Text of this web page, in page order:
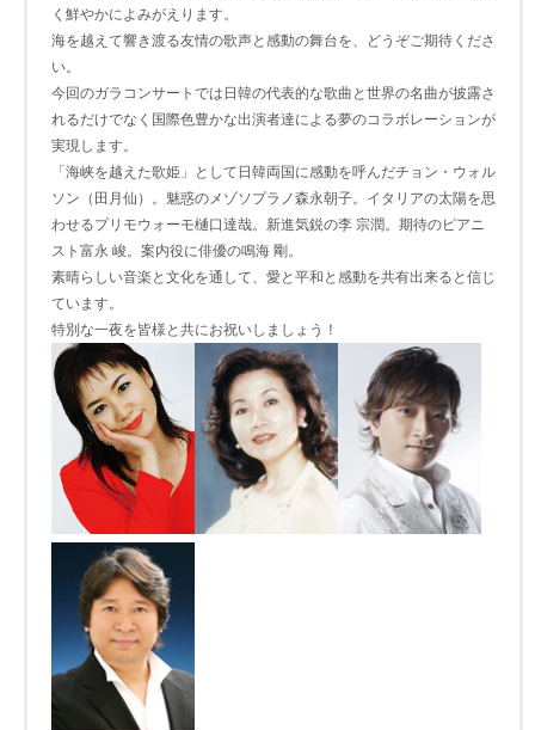
く鮮やかによみがえります。
海を越えて響き渡る友情の歌声と感動の舞台を、どうぞご期待くださ
い。
今回のガラコンサートでは日韓の代表的な歌曲と世界の名曲が披露さ
れるだけでなく国際色豊かな出演者達による夢のコラボレーションが
実現します。
「海峡を越えた歌姫」として日韓両国に感動を呼んだチョン・ウォル
ソン（田月仙）。魅惑のメゾソプラノ森永朝子。イタリアの太陽を思
わせるプリモウォーモ樋口達哉。新進気鋭の李 宗潤。期待のピアニ
スト富永 峻。案内役に俳優の鳴海 剛。
素晴らしい音楽と文化を通して、愛と平和と感動を共有出来ると信じ
ています。
特別な一夜を皆様と共にお祝いしましょう！